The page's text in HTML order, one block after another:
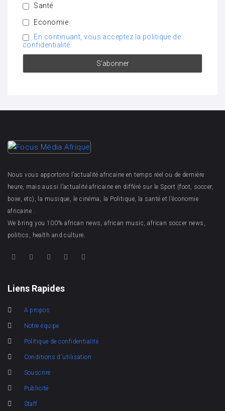
Santé
Economie
En continuant, vous acceptez la politique de
confidentialité
Nous vous apportons l’actualité africaine en temps réel ou de dernière
heure, mais aussi l’actualité africaine en différé sur le Sport (foot, soccer,
boxe, etc), la musique, le cinéma, la Politique, la santé et l’économie
africaine .
We bring you 100% african news, african music, african soccer news,
politics, health and culture.
Liens Rapides
A propos
Notre équipe
Politique de confidentialité
Conditions d'utilisation
Souscrire
Publicité
Staff